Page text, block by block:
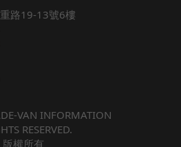
路19-13號6樓​
VAN INFORMATION
RESERVED.
權所有